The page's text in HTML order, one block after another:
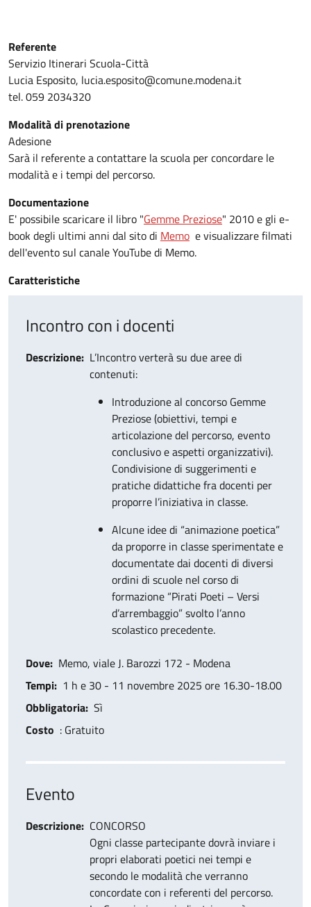
Referente
Servizio Itinerari Scuola-Città
Lucia Esposito, lucia.esposito@comune.modena.it
tel. 059 2034320
Modalità di prenotazione
Adesione
Sarà il referente a contattare la scuola per concordare le
modalità e i tempi del percorso.
Documentazione
E' possibile scaricare il libro "Gemme Preziose" 2010 e gli e-
book degli ultimi anni dal sito di Memo e visualizzare filmati
dell'evento sul canale YouTube di Memo.
Caratteristiche
Incontro con i docenti
Descrizione L’Incontroverterà su due aree di
contenuti:
Introduzione al concorso Gemme
Preziose(obiettivi, tempi e
articolazione del percorso, evento
conclusivo e aspetti organizzativi).
Condivisione di suggerimenti e
pratiche didattiche fra docenti per
proporre l’iniziativa in classe.
Alcune idee di “animazione poetica”
da proporre in classe sperimentate e
documentate dai docenti di diversi
ordini di scuole nel corso di
formazione “Pirati Poeti – Versi
d’arrembaggio”svolto l’anno
scolastico precedente.
Dove Memo, viale J. Barozzi 172 - Modena
Tempi 1 h e 30 - 11 novembre 2025 ore 16.30-18.00
Obbligatoria Sì
Costo : Gratuito
Evento
Descrizione CONCORSO
Ogni classe partecipante dovrà inviare i
propri elaborati poetici nei tempi e
secondo le modalità che verranno
concordate con i referenti del percorso.